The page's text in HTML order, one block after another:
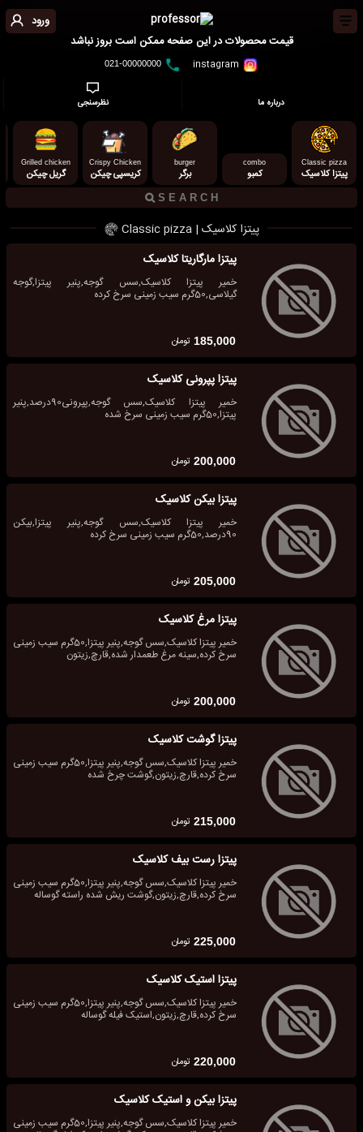
ورود
قیمت محصولات در این صفحه ممکن است بروز نباشد
021-00000000
درباره ما نظرسنجی
Classic pizza
پیتزا کلاسیک
combo
کمبو
burger
برگر
Crispy Chicken
کریسپی چیکن
Grilled chicken
گریل چیکن
پیتزا کلاسیک | Classic pizza
پیتزا مارگاریتا کلاسیک
خمیر پیتزا کلاسیک,سس گوجه,پنیر پیتزا,گوجه
گیلاسی,50گرم سیب زمینی سرخ کرده
185,000 تومان
پیتزا پپرونی کلاسیک
خمیر پیتزا کلاسیک,سس گوجه,پپرونی90درصد,پنیر
پیتزا,50گرم سیب زمینی سرخ شده
200,000 تومان
پیتزا بیکن کلاسیک
خمیر پیتزا کلاسیک,سس گوجه,پنیر پیتزا,بیکن
90درصد,50گرم سیب زمینی سرخ کرده
205,000 تومان
پیتزا مرغ کلاسیک
خمیر پیتزا کلاسیک,سس گوجه,پنیر پیتزا,50گرم سیب زمینی
سرخ کرده,سینه مرغ طعمدار شده,قارچ,زیتون
200,000 تومان
پیتزا گوشت کلاسیک
خمیر پیتزا کلاسیک,سس گوجه,پنیر پیتزا,50گرم سیب زمینی
سرخ کرده,قارچ,زیتون,گوشت چرخ شده
215,000 تومان
پیتزا رست بیف کلاسیک
خمیر پیتزا کلاسیک,سس گوجه,پنیر پیتزا,50گرم سیب زمینی
سرخ کرده,قارچ,زیتون,گوشت ریش شده راسته گوساله
225,000 تومان
پیتزا استیک کلاسیک
خمیر پیتزا کلاسیک,سس گوجه,پنیر پیتزا,50گرم سیب زمینی
سرخ کرده,قارچ,زیتون,استیک فیله گوساله
220,000 تومان
پیتزا بیکن و استیک کلاسیک
خمیر پیتزا کلاسیک,سس گوجه,پنیر پیتزا,50گرم سیب زمینی